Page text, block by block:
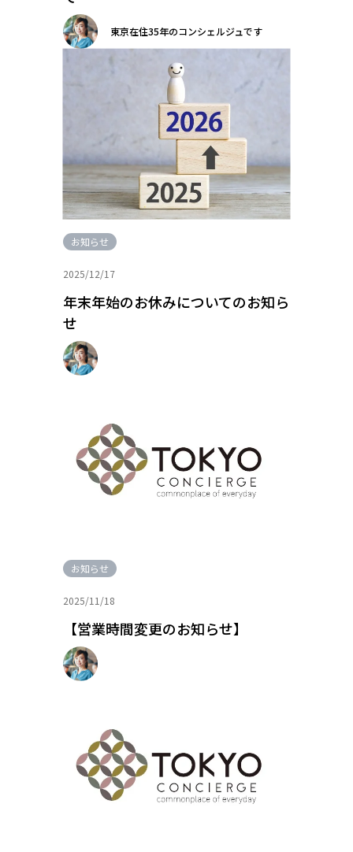
東京在住35年のコンシェルジュです
お知らせ
2025/12/17
年末年始のお休みについてのお知ら
せ
お知らせ
2025/11/18
【営業時間変更のお知らせ】